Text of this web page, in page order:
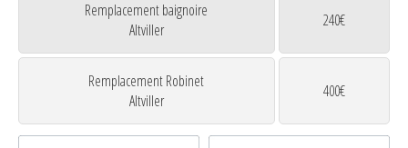
Remplacement baignoire
Altviller
240€
Remplacement Robinet
Altviller
400€